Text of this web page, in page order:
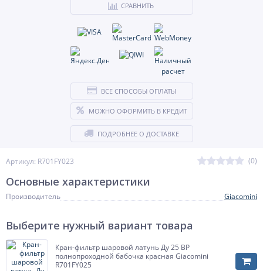
Артикул: R701FY023 (0)
СРАВНИТЬ
ВСЕ СПОСОБЫ ОПЛАТЫ
МОЖНО ОФОРМИТЬ В КРЕДИТ
ПОДРОБНЕЕ О ДОСТАВКЕ
Основные характеристики
Производитель Giacomini
Выберите нужный вариант товара
Кран-фильтр шаровой латунь Ду 25 ВР
полнопроходной бабочка красная Giacomini
R701FY025